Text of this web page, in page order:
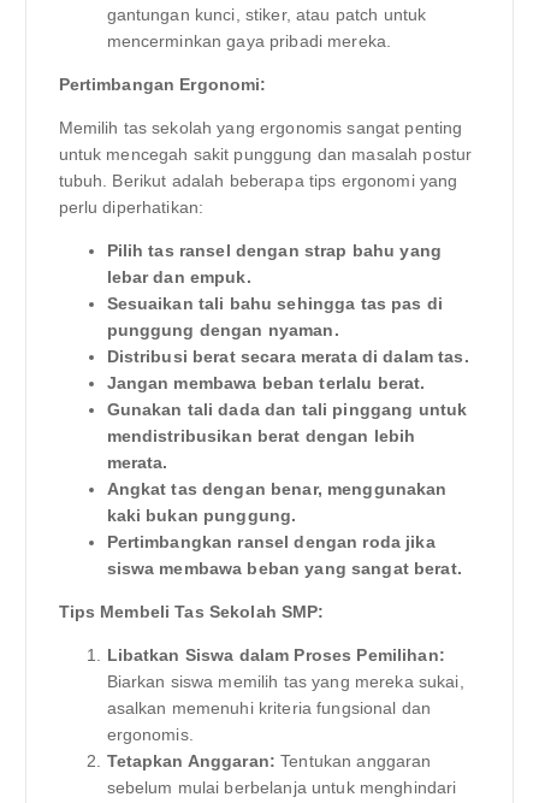
gantungan kunci, stiker, atau patch untuk
mencerminkan gaya pribadi mereka.
Pertimbangan Ergonomi:
Memilih tas sekolah yang ergonomis sangat penting
untuk mencegah sakit punggung dan masalah postur
tubuh. Berikut adalah beberapa tips ergonomi yang
perlu diperhatikan:
Pilih tas ransel dengan strap bahu yang
lebar dan empuk.
Sesuaikan tali bahu sehingga tas pas di
punggung dengan nyaman.
Distribusi berat secara merata di dalam tas.
Jangan membawa beban terlalu berat.
Gunakan tali dada dan tali pinggang untuk
mendistribusikan berat dengan lebih
merata.
Angkat tas dengan benar, menggunakan
kaki bukan punggung.
Pertimbangkan ransel dengan roda jika
siswa membawa beban yang sangat berat.
Tips Membeli Tas Sekolah SMP:
Libatkan Siswa dalam Proses Pemilihan:
Biarkan siswa memilih tas yang mereka sukai,
asalkan memenuhi kriteria fungsional dan
ergonomis.
Tetapkan Anggaran: Tentukan anggaran
sebelum mulai berbelanja untuk menghindari